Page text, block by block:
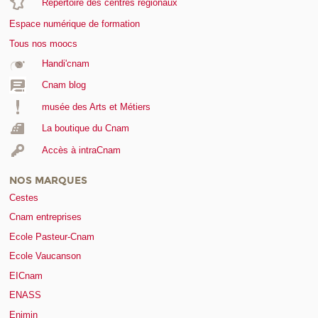
Répertoire des centres régionaux
Espace numérique de formation
Tous nos moocs
Handi'cnam
Cnam blog
musée des Arts et Métiers
La boutique du Cnam
Accès à intraCnam
NOS MARQUES
Cestes
Cnam entreprises
Ecole Pasteur-Cnam
Ecole Vaucanson
EICnam
ENASS
Enjmin